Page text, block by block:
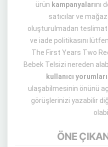
ürün kampanyalarını
satıcılar ve
oluşturulmadan teslimat
ve iade politikasını
The First Years Two
Bebek Telsizi nereden
kullanıcı yorumları
ulaşabilmesinin önünü
görüşlerinizi yazabilir
ÖNE